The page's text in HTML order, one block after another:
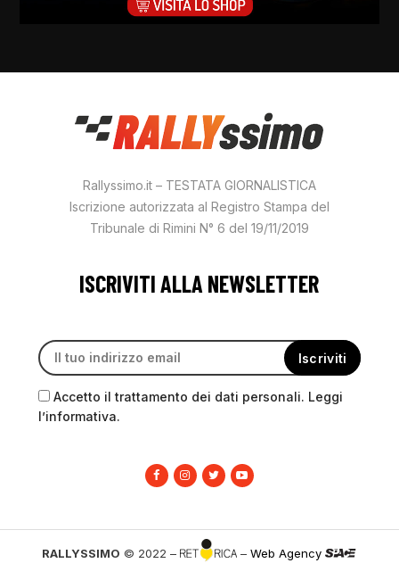
Rallyssimo.it – TESTATA GIORNALISTICA
Iscrizione autorizzata al Registro Stampa del
Tribunale di Rimini N° 6 del 19/11/2019
ISCRIVITI ALLA NEWSLETTER
Accetto il trattamento dei dati personali. Leggi
l’informativa.
RALLYSSIMO © 2022 – –Web Agency